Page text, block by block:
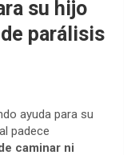
su hijo
parálisis
ayuda para su
padece
caminar ni